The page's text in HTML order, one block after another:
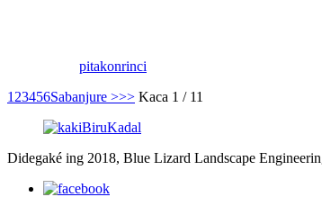
pitakonrinci
1 23456Sabanjure >>> Kaca 1 / 11
Didegaké ing 2018, Blue Lizard Landscape